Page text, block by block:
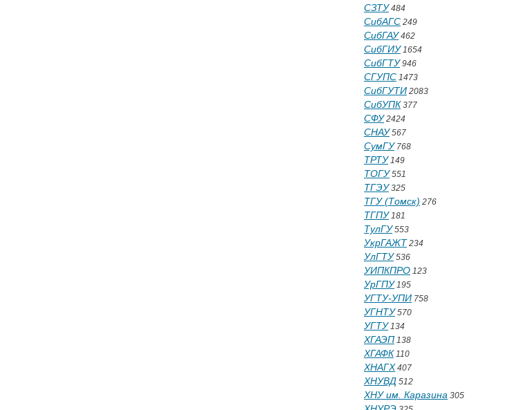
СЗТУ484
СибАГС 249
СибГАУ462
СибГИУ1654
СибГТУ946
СГУПС 1473
СибГУТИ 2083
СибУПК 377
СФУ2424
СНАУ567
СумГУ768
ТРТУ149
ТОГУ551
ТГЭУ325
ТГУ (Томск) 276
ТГПУ181
ТулГУ553
УкрГАЖТ 234
УлГТУ536
УИПКПРО 123
УрГПУ195
УГТУ-УПИ 758
УГНТУ570
УГТУ134
ХГАЭП 138
ХГАФК 110
ХНАГХ 407
ХНУВД 512
ХНУ им. Каразина 305